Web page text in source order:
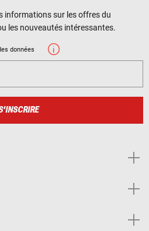
informations sur les offres du
les nouveautés intéressantes.
données